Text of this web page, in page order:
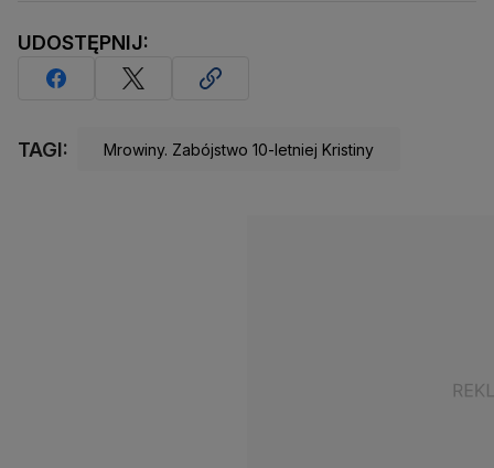
UDOSTĘPNIJ:
TAGI: Mrowiny. Zabójstwo 10-letniej Kristiny